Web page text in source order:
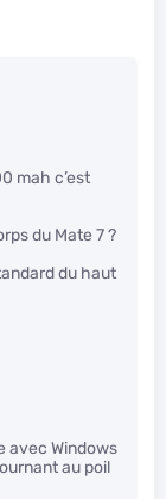
mah c’est
du Mate 7 ?
du haut
avec Windows
au poil